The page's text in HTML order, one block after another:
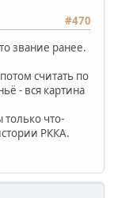
#470
звание ранее.
считать по
- вся картина
что-
РККА.